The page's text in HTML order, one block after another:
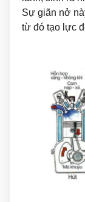
Sự giãn nở
từ đó tạo lực